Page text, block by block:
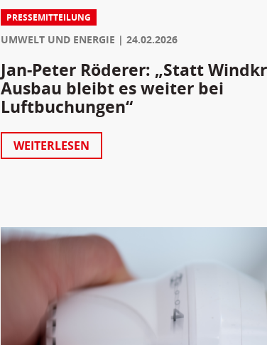
PRESSEMITTEILUNG
UMWELT UND ENERGIE 24.02.2026
Jan-Peter Röderer: „Statt
Ausbau bleibt es weiter bei
Luftbuchungen“
WEITERLESEN